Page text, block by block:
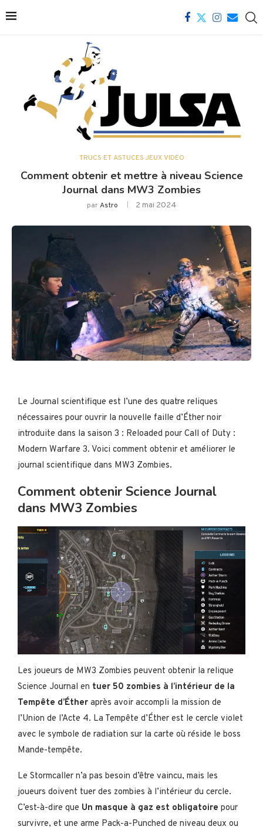
TRUCS ET ASTUCES JEUX VIDÉO
Comment obtenir et mettre à niveau Science
Journal dans MW3 Zombies
parAstro 2 mai 2024
Le Journal scientifique est l’une des quatre reliques
nécessaires pour ouvrir la nouvelle faille d’Éther noir
introduite dans la saison 3 : Reloaded pour Call of Duty :
Modern Warfare 3. Voici comment obtenir et améliorer le
journal scientifique dans MW3 Zombies.
Comment obtenir Science Journal
dans MW3 Zombies
Les joueurs de MW3 Zombies peuvent obtenir la relique
Science Journal en tuer 50 zombies à l’intérieur de la
Tempête d’Éther après avoir accompli la mission de
l’Union de l’Acte 4. La Tempête d’Éther est le cercle violet
avec le symbole de radiation sur la carte où réside le boss
Mande-tempête.
Le Stormcaller n’a pas besoin d’être vaincu, mais les
joueurs doivent tuer des zombies à l’intérieur du cercle.
C’est-à-dire que Un masque à gaz est obligatoire pour
survivre, et une arme Pack-a-Punched de niveau deux ou